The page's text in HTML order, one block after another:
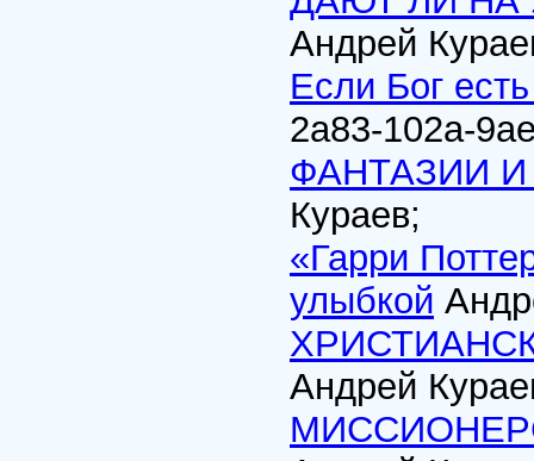
Андрей
Если Бог
2a83-102a-
ФАНТАЗИИ
Кураев;
«Гарри
улыбкой
Андрей